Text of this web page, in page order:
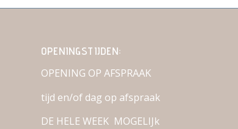
OPENINGSTIJDEN:
OPENING OP AFSPRAAK
tijd en/of dag op afspraak
DE HELE WEEK MOGELIJk